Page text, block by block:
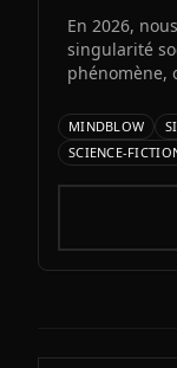
En 2026,
singularité
phénomène,
artificielles,
MINDBLOW
SCIENCE-